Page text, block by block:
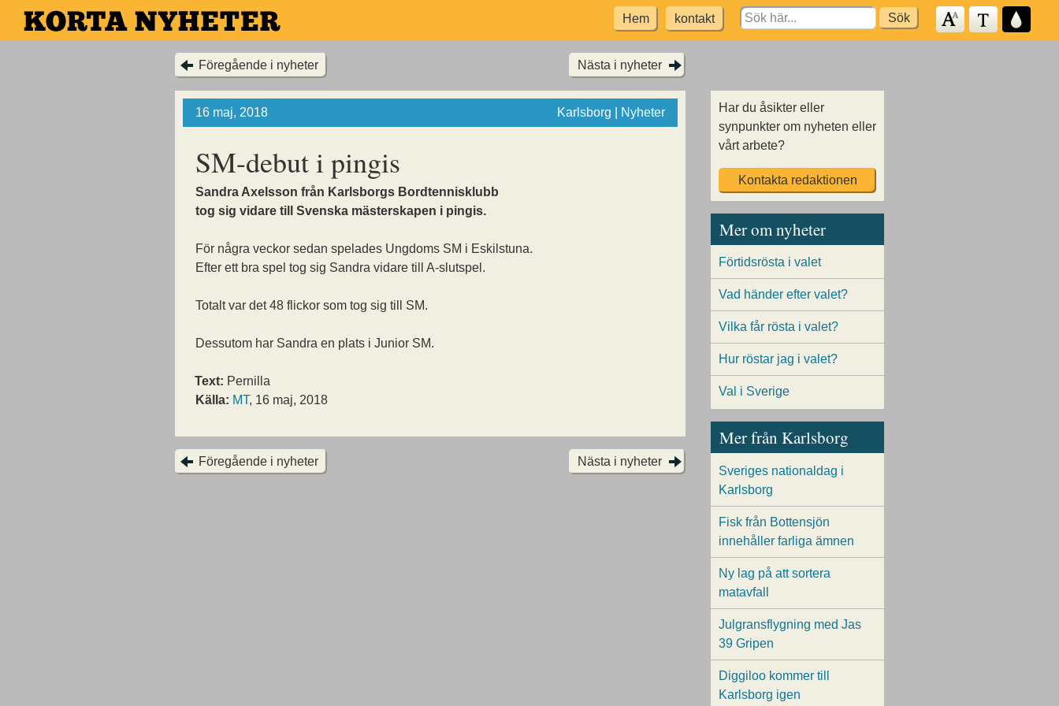
Hoppa
till
Hem kontakt
Search
for:
Föregående i nyheter Nästa i nyheter
16 maj, 2018 Karlsborg | Nyheter
SM-debut i pingis
Sandra Axelsson från Karlsborgs Bordtennisklubb
tog sig vidare till Svenska mästerskapen i pingis.
För några veckor sedan spelades Ungdoms SM i Eskilstuna.
Efter ett bra spel tog sig Sandra vidare till A-slutspel.
Totalt var det 48 flickor som tog sig till SM.
Dessutom har Sandra en plats i Junior SM.
Text: Pernilla
Källa: MT, 16 maj, 2018
Föregående i nyheter Nästa i nyheter
Har du åsikter eller
synpunkter om nyheten eller
vårt arbete?
Kontakta redaktionen
Mer om nyheter
Förtidsrösta i valet
Vad händer efter valet?
Vilka får rösta i valet?
Hur röstar jag i valet?
Val i Sverige
Mer från Karlsborg
Sveriges nationaldag i
Karlsborg
Fisk från Bottensjön
innehåller farliga ämnen
Ny lag på att sortera
matavfall
Julgransflygning med Jas
39 Gripen
Diggiloo kommer till
Karlsborg igen